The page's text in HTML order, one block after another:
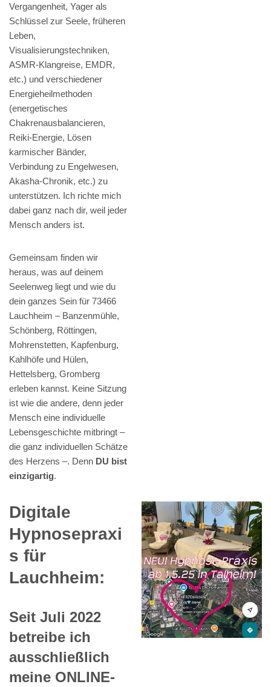
Vergangenheit, Yager als
Schlüssel zur Seele, früheren
Leben,
Visualisierungstechniken,
ASMR-Klangreise, EMDR,
etc.) und verschiedener
Energieheilmethoden
(energetisches
Chakrenausbalancieren,
Reiki-Energie, Lösen
karmischer Bänder,
Verbindung zu Engelwesen,
Akasha-Chronik, etc.) zu
unterstützen. Ich richte mich
dabei ganz nach dir, weil jeder
Mensch anders ist.
Gemeinsam finden wir
heraus, was auf deinem
Seelenweg liegt und wie du
dein ganzes Sein für 73466
Lauchheim – Banzenmühle,
Schönberg, Röttingen,
Mohrenstetten, Kapfenburg,
Kahlhöfe und Hülen,
Hettelsberg, Gromberg
erleben kannst. Keine Sitzung
ist wie die andere, denn jeder
Mensch eine individuelle
Lebensgeschichte mitbringt –
die ganz individuellen Schätze
des Herzens –. Denn DU bist
einzigartig.
Digitale
Hypnosepraxi
s für
Lauchheim:
Seit Juli 2022
betreibe ich
ausschließlich
meine ONLINE-